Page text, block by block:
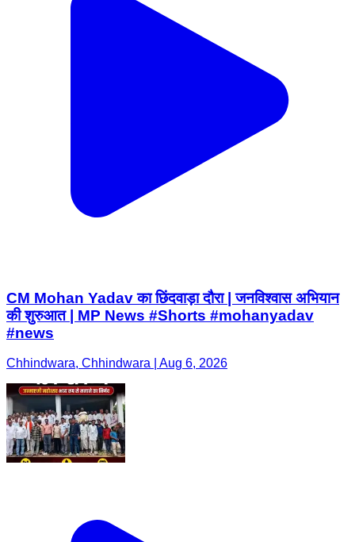
CM Mohan Yadav का छिंदवाड़ा दौरा | जनविश्वास अभियान
की शुरुआत | MP News #Shorts #mohanyadav
#news
Chhindwara, Chhindwara | Aug 6, 2026